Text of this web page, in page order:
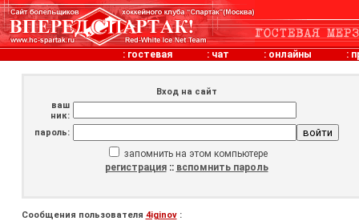
: гостевая : чат : онлайны :
Вход на сайт
ваш
ник:
пароль:
запомнить на этом компьютере
регистрация:: вспомнить пароль
Сообщения пользователя 4iginov: